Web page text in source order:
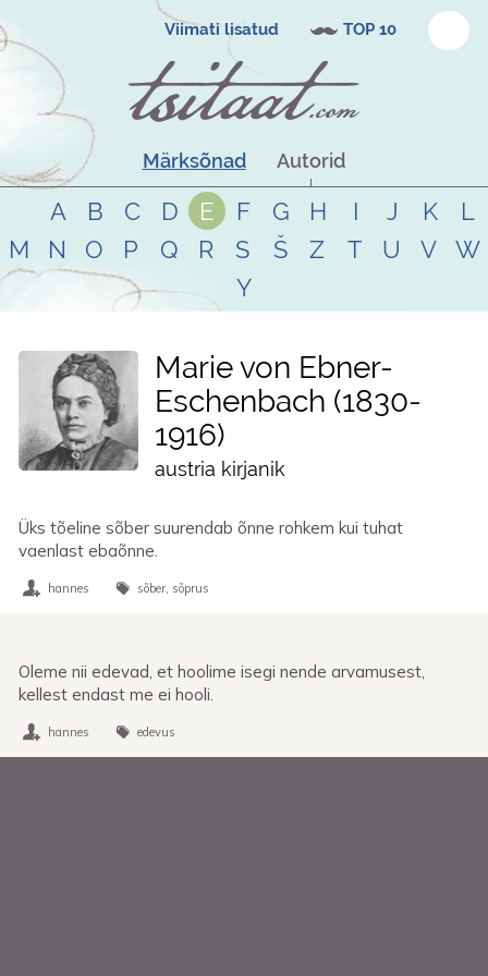
Viimati lisatud TOP 10
Märksõnad Autorid
A B C D E F G H I J K
L
M
N O P Q R S Š Z T U V
W
Y
Marie von Ebner-
Eschenbach 1830-
1916
austria kirjanik
Üks tõeline sõber suurendab õnne rohkem kui tuhat
vaenlast ebaõnne.
hannes sõber sõprus
Oleme nii edevad, et hoolime isegi nende arvamusest,
kellest endast me ei hooli.
hannes edevus